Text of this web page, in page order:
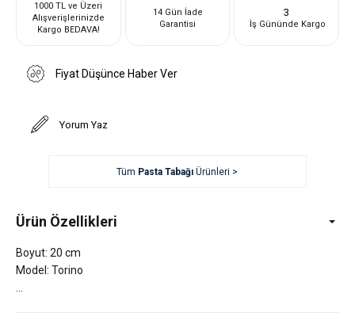
1000 TL ve Üzeri
Alışverişlerinizde
Kargo BEDAVA!
14 Gün İade
Garantisi
3
İş Gününde Kargo
Fiyat Düşünce Haber Ver
Yorum Yaz
Tüm Pasta Tabağı Ürünleri >
Ürün Özellikleri
Boyut: 20 cm
Model: Torino